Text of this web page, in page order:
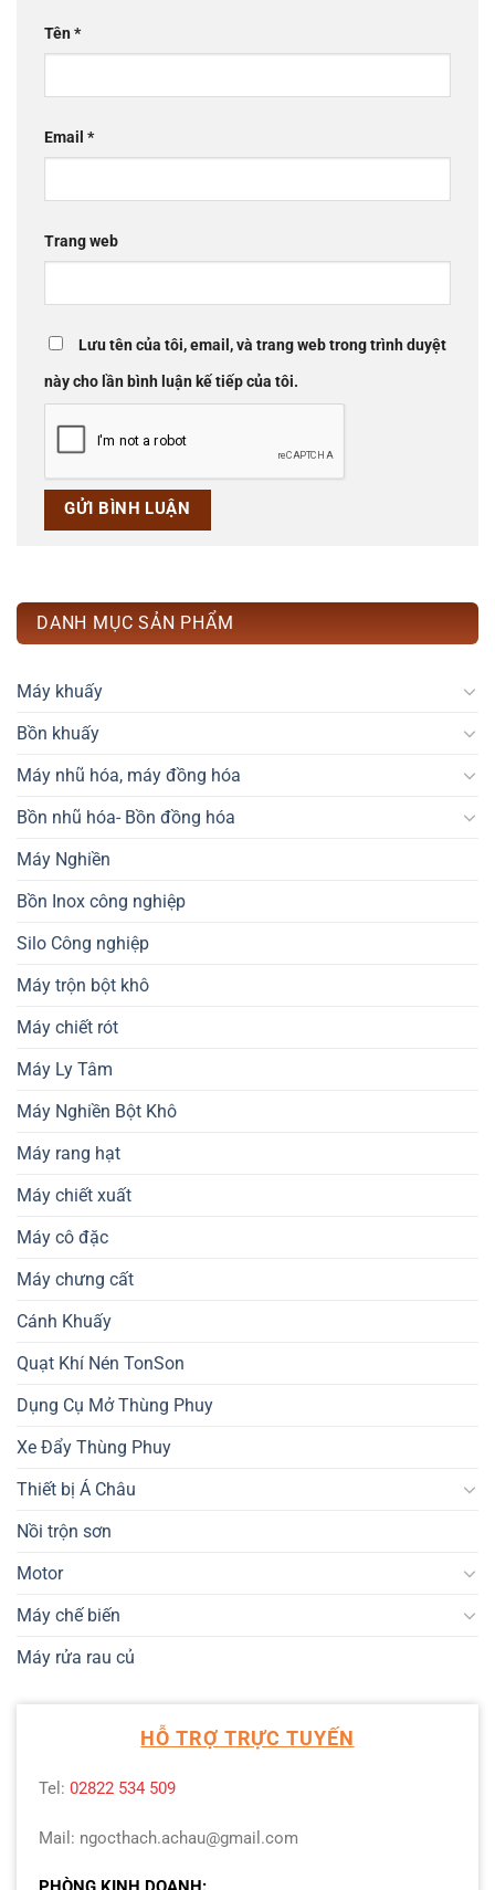
Tên*
Email *
Trang web
Lưu tên của tôi, email, và trang web trong trình duyệt
này cho lần bình luận kế tiếp của tôi.
DANH MỤC SẢN PHẨM
Máy khuấy
Bồn khuấy
Máy nhũ hóa, máy đồng hóa
Bồn nhũ hóa- Bồn đồng hóa
Máy Nghiền
Bồn Inox công nghiệp
Silo Công nghiệp
Máy trộn bột khô
Máy chiết rót
Máy Ly Tâm
Máy Nghiền Bột Khô
Máy rang hạt
Máy chiết xuất
Máy cô đặc
Máy chưng cất
Cánh Khuấy
Quạt Khí Nén TonSon
Dụng Cụ Mở Thùng Phuy
Xe Đẩy Thùng Phuy
Thiết bị Á Châu
Nồi trộn sơn
Motor
Máy chế biến
Máy rửa rau củ
HỖ TRỢ TRỰC TUYẾN
Tel: 02822 534 509
Mail: ngocthach.achau@gmail.com